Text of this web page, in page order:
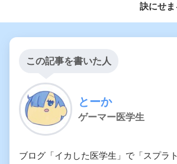
訣にせま
この記事を書いた人
とーか
ゲーマー医学生
ブログ「イカした医学生」で「スプラ